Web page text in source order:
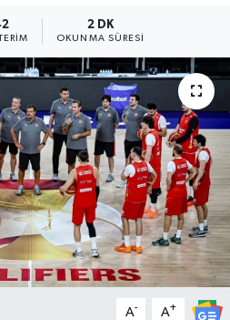
2 DK
OKUNMA SÜRESI
A- A+